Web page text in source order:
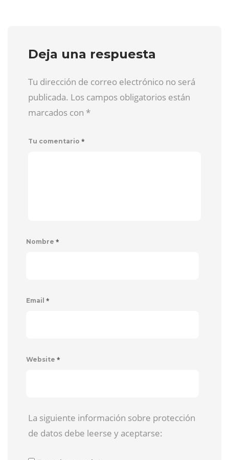
Deja una respuesta
Tu dirección de correo electrónico no será
publicada. Los campos obligatorios están
marcados con *
Tu comentario *
Nombre *
Email *
Website *
La siguiente información sobre protección
de datos debe leerse y aceptarse: